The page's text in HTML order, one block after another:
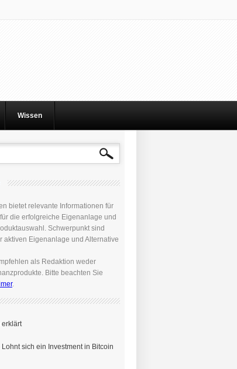
Wissen
bietet relevante Informationen für
die erfolgreiche Eigenanlage und
Schwerpunkt sind
aktiven Eigenanlage und Alternative
als Redaktion weder
Bitte beachten Sie
.
erklärt
sich ein Investment in Bitcoin